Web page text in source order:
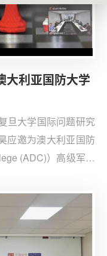
大利亚国防大学
旦大学国际问题研究
应邀为澳大利亚国防
(ADC)）高级军官